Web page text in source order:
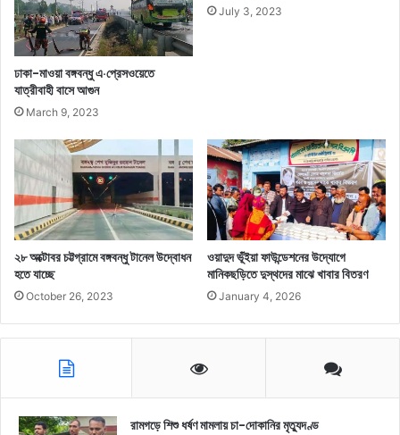
ঢাকা-মাওয়া বঙ্গবন্ধু এ·প্রেসওয়েতে
যাত্রীবাহী বাসে আগুন
March 9, 2023
July 3, 2023
২৮ অক্টোবর চট্টগ্রামে বঙ্গবন্ধু টানেল উদ্বোধন
হতে যাচ্ছে
October 26, 2023
ওয়াদুদ ভূঁইয়া ফাউন্ডেশনের উদ্যোগে
মানিকছড়িতে দুস্থদের মাঝে খাবার বিতরণ
January 4, 2026
রামগড়ে শিশু ধর্ষণ মামলায় চা-দোকানির মৃত্যুদণ্ড